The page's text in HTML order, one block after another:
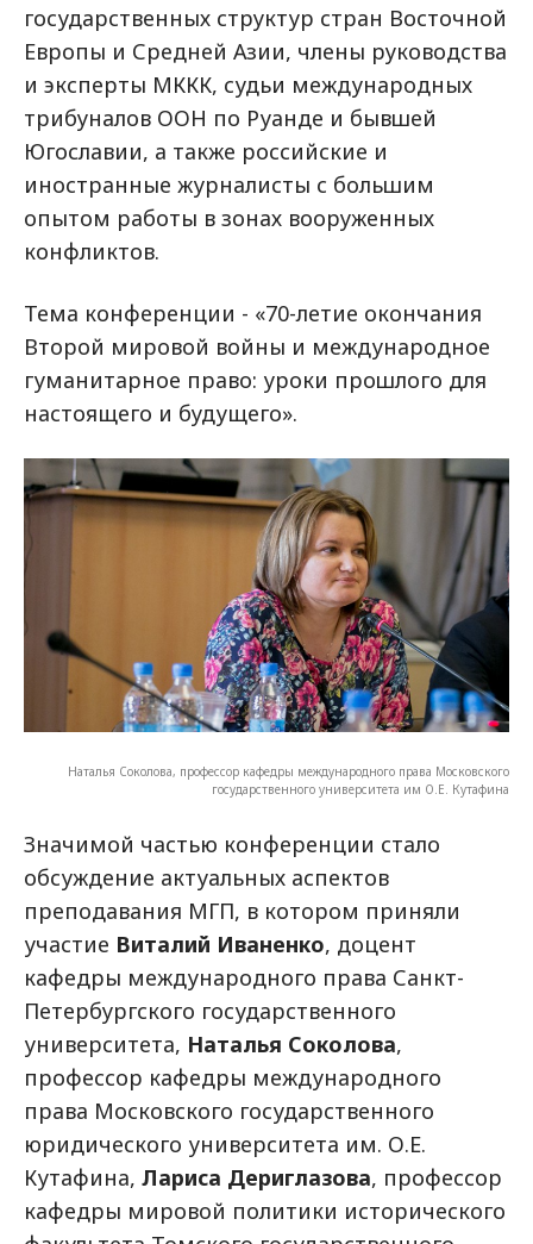
государственных структур стран Восточной
Европы и Средней Азии, члены руководства
и эксперты МККК, судьи международных
трибуналов ООН по Руанде и бывшей
Югославии, а также российские и
иностранные журналисты с большим
опытом работы в зонах вооруженных
конфликтов.
Тема конференции - «70-летие окончания
Второй мировой войны и международное
гуманитарное право: уроки прошлого для
настоящего и будущего».
Наталья Соколова, профессор кафедры международного права Московского
государственного университета им О.Е. Кутафина
Значимой частью конференции стало
обсуждение актуальных аспектов
преподавания МГП, в котором приняли
участие Виталий Иваненко, доцент
кафедры международного права Санкт-
Петербургского государственного
университета, Наталья Соколова,
профессор кафедры международного
права Московского государственного
юридического университета им. О.Е.
Кутафина, Лариса Дериглазова, профессор
кафедры мировой политики исторического